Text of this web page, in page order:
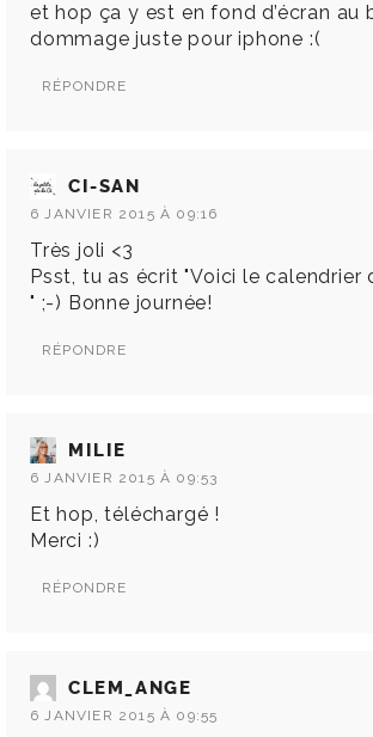
et hop ça y est en fond d’écran au
dommage juste pour iphone :(
RÉPONDRE
CI-SAN
6 JANVIER 2015 À 09:16
Très joli <3
Psst, tu as écrit "Voici le calendrier
" ;-) Bonne journée!
RÉPONDRE
MILIE
6 JANVIER 2015 À 09:53
Et hop, téléchargé !
Merci :)
RÉPONDRE
CLEM_ANGE
6 JANVIER 2015 À 09:55